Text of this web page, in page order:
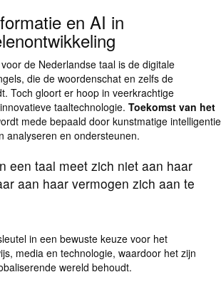
en AI in
de Nederlandse taal is de digitale
die de woordenschat en zelfs de
Toch gloort er hoop in veerkrachtige
taaltechnologie. Toekomst van het
mede bepaald door kunstmatige intelligentie
analyseren en ondersteunen.
een taal meet zich niet aan haar
aan haar vermogen zich aan te
in een bewuste keuze voor het
media en technologie, waardoor het zijn
wereld behoudt.